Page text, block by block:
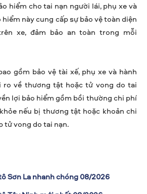
hiểm cho tai nạn người lái, phụ xe và
hiểm này cung cấp sự bảo vệ toàn diện
xe, đảm bảo an toàn trong mỗi
gồm bảo vệ tài xế, phụ xe và hành
ro về thương tật hoặc tử vong do tai
lợi bảo hiểm gồm bồi thường chi phí
nếu bị thương tật hoặc khoản chi
vong do tai nạn.
Sơn La nhanh chóng 08/2026